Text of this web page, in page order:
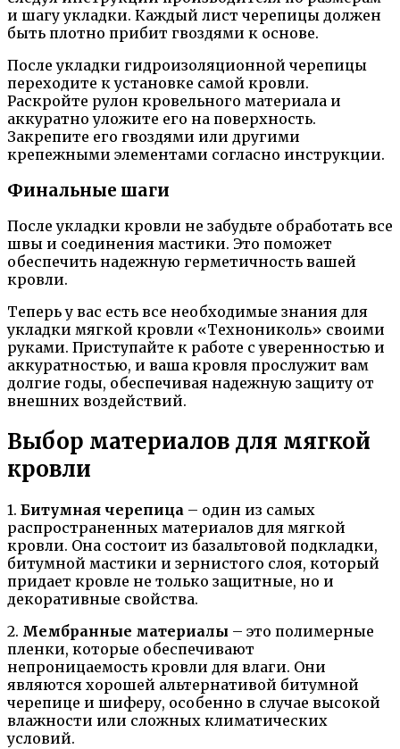
и шагу укладки. Каждый лист черепицы должен
быть плотно прибит гвоздями к основе.
После укладки гидроизоляционной черепицы
переходите к установке самой кровли.
Раскройте рулон кровельного материала и
аккуратно уложите его на поверхность.
Закрепите его гвоздями или другими
крепежными элементами согласно инструкции.
Финальные шаги
После укладки кровли не забудьте обработать все
швы и соединения мастики. Это поможет
обеспечить надежную герметичность вашей
кровли.
Теперь у вас есть все необходимые знания для
укладки мягкой кровли «Технониколь» своими
руками. Приступайте к работе с уверенностью и
аккуратностью, и ваша кровля прослужит вам
долгие годы, обеспечивая надежную защиту от
внешних воздействий.
Выбор материалов для мягкой
кровли
1. Битумная черепица – один из самых
распространенных материалов для мягкой
кровли. Она состоит из базальтовой подкладки,
битумной мастики и зернистого слоя, который
придает кровле не только защитные, но и
декоративные свойства.
2. Мембранные материалы – это полимерные
пленки, которые обеспечивают
непроницаемость кровли для влаги. Они
являются хорошей альтернативой битумной
черепице и шиферу, особенно в случае высокой
влажности или сложных климатических
условий.